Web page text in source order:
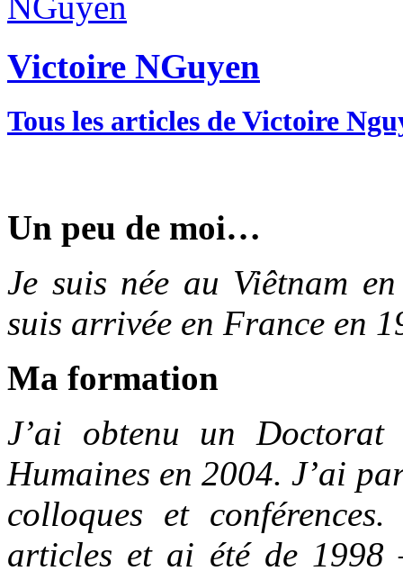
Victoire NGuyen
Tous les articles de Victoire
Un peu de moi…
Je suis née au Viêtnam
suis arrivée en France en
Ma formation
J’ai obtenu un Doctorat
Humaines en 2004. J’ai
colloques et
articles et ai été de 1998